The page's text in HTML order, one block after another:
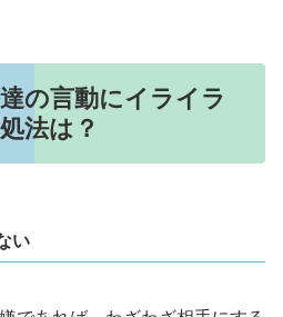
の言動にイライラ
法は？
い